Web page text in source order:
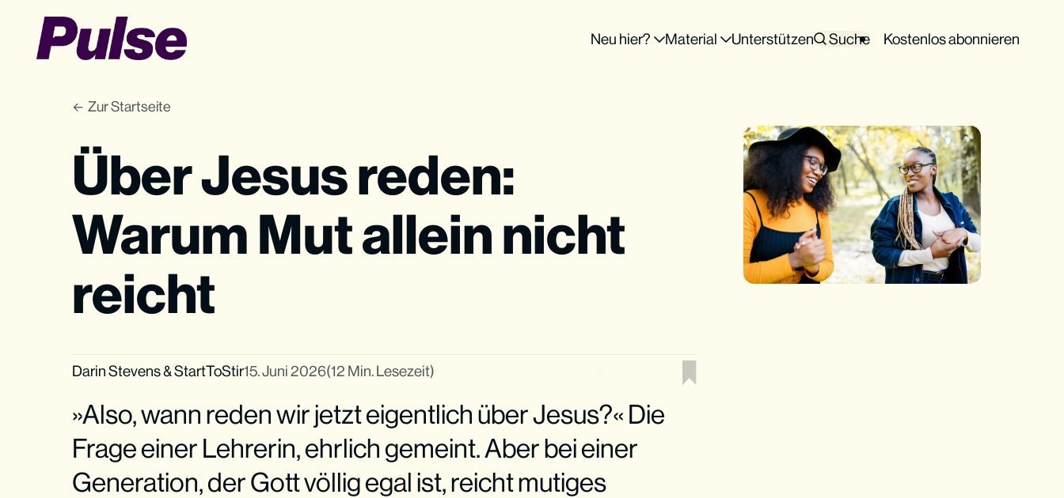
Neu hier? Material Unterstützen Suche Kostenlos abonnieren
Zur Startseite
Über Jesus reden:
Warum Mut allein nicht
reicht
Darin Stevens&StartToStir15. Juni 2026(12 Min. Lesezeit)
»Also, wann reden wir jetzt eigentlich über Jesus?« Die
Frage einer Lehrerin, ehrlich gemeint. Aber bei einer
Generation, der Gott völlig egal ist, reicht mutiges